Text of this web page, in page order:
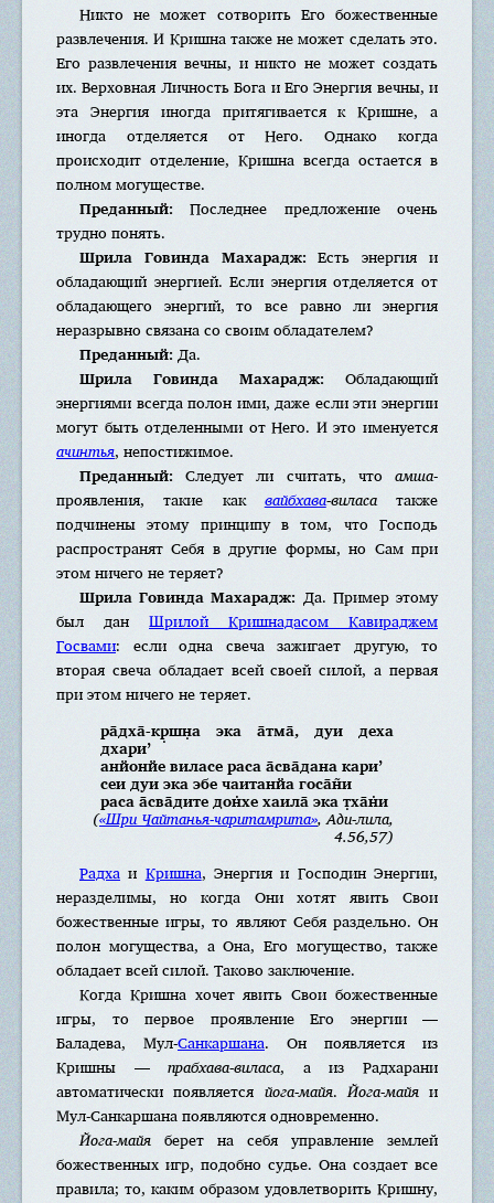
Никто не может сотворить Его божественные
развлечения. И Кришна также не может сделать это.
Его развлечения вечны, и никто не может создать
их. Верховная Личность Бога и Его Энергия вечны, и
эта Энергия иногда притягивается к Кришне, а
иногда отделяется от Него. Однако когда
происходит отделение, Кришна всегда остается в
полном могуществе.
Преданный: Последнее предложение очень
трудно понять.
Шрила Говинда Махарадж:Есть энергия и
обладающий энергией. Если энергия отделяется от
обладающего энергий, то все равно ли энергия
неразрывно связана со своим обладателем?
Преданный:Да.
Шрила Говинда Махарадж: Обладающий
энергиями всегда полон ими, даже если эти энергии
могут быть отделенными от Него. И это именуется
ачинтья, непостижимое.
Преданный: Следует ли считать, что амша-
проявления, такие как вайбхава-виласатакже
подчинены этому принципу в том, что Господь
распространят Себя в другие формы, но Сам при
этом ничего не теряет?
Шрила Говинда Махарадж: Да. Пример этому
был дан Шрилой Кришнадасом Кавираджем
Госвами: если одна свеча зажигает другую, то
вторая свеча обладает всей своей силой, а первая
при этом ничего не теряет.
ра̄дха̄-кр̣шн̣а эка а̄тма̄, дуи деха
дхари’
анйонйе виласе раса а̄сва̄дана кари’
сеи дуи эка эбе чаитанйа госа̄н̃и
раса а̄сва̄дите дон̇хе хаила̄ эка т̣ха̄н̇и
(«Шри Чайтанья-чаритамрита», Ади-лила,
4.56,57)
Радха и Кришна, Энергия и Господин Энергии,
неразделимы, но когда Они хотят явить Свои
божественные игры, то являют Себя раздельно. Он
полон могущества, а Она, Его могущество, также
обладает всей силой. Таково заключение.
Когда Кришна хочет явить Свои божественные
игры, то первое проявление Его энергии —
Баладева, Мул-Санкаршана. Он появляется из
Кришны —прабхава-виласа, а из Радхарани
автоматически появляется йога-майя.Йога-майяи
Мул-Санкаршана появляются одновременно.
Йога-майя берет на себя управление землей
божественных игр, подобно судье. Она создает все
правила; то, каким образом удовлетворить Кришну,